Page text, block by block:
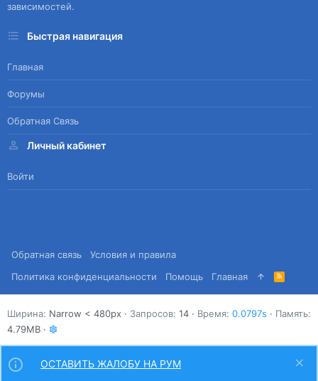
зависимостей.
Быстрая навигация
Главная
Форумы
Обратная Связь
Личный кабинет
Войти
Обратная связь
Условия и правила
Политика конфиденциальности
Помощь Главная
R
S
S
Ширина Запросов 14 Время 0.0797s
Память
4.79MB
Снизу
ОСТАВИТЬ ЖАЛОБУ НА РУМ